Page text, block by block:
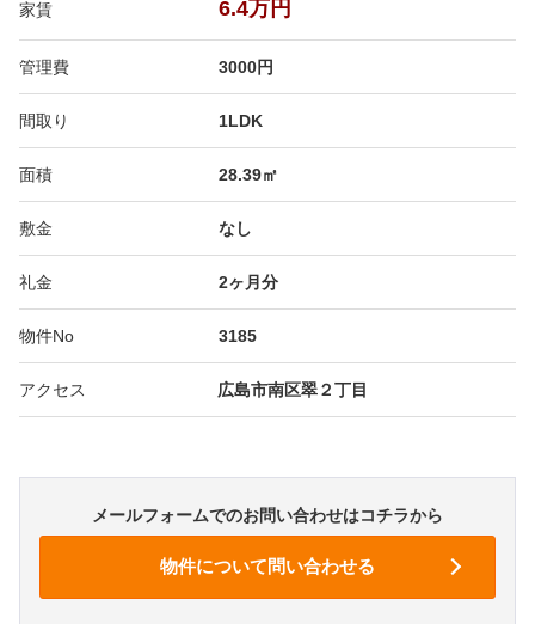
家賃 6.4万円
管理費 3000円
間取り 1LDK
面積 28.39㎡
敷金 なし
礼金 2ヶ月分
物件No 3185
アクセス 広島市南区翠２丁目
メールフォームでのお問い合わせはコチラから